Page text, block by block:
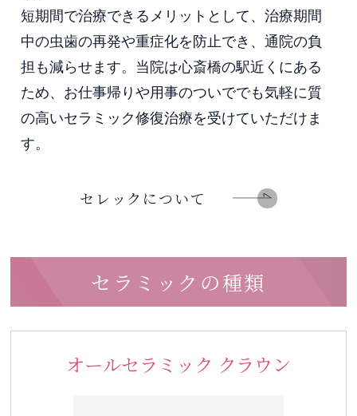
短期間で治療できるメリットとして、治療期間
中の虫歯の再発や重症化を防止でき、通院の負
担も減らせます。当院は心斎橋の駅近くにある
ため、お仕事帰りや用事のついででも気軽に質
の高いセラミック修復治療を受けていただけま
す。
セレックについて
セラミックの種類
オールセラミック クラウン